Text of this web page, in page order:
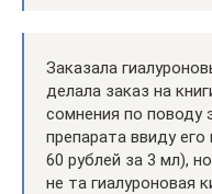
Заказала
делала заказ на
сомнения по поводу
препарата ввиду
60 рублей за 3 мл),
не та гиалуроновая